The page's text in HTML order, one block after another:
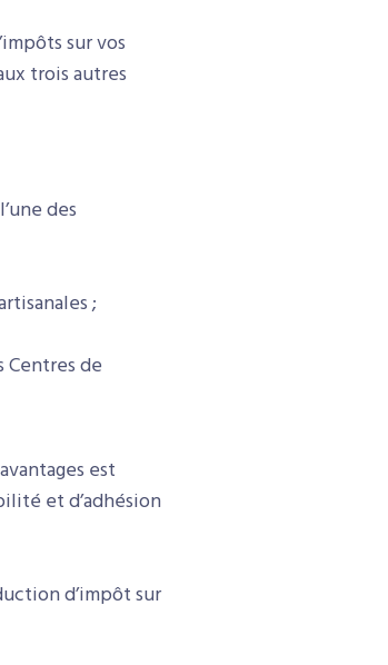
sur vos
trois autres
des
;
de
est
et d’adhésion
d’impôt sur